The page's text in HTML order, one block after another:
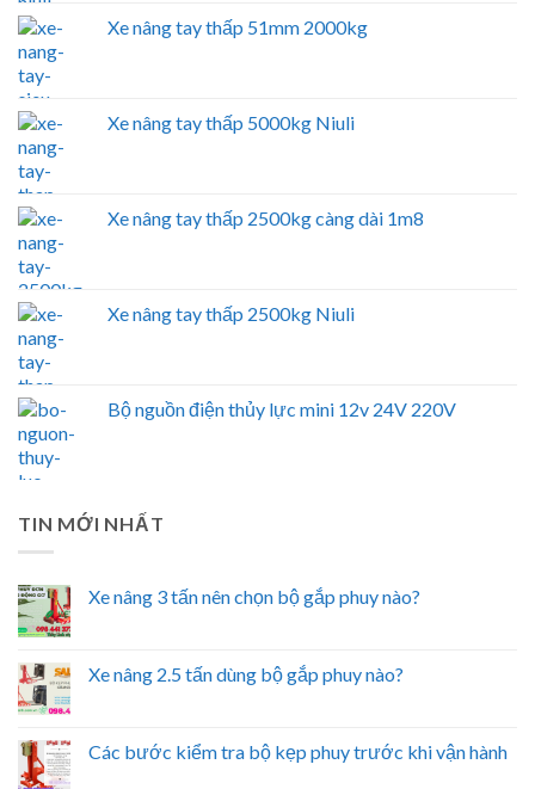
Xe nâng tay thấp 51mm 2000kg
Xe nâng tay thấp 5000kg Niuli
Xe nâng tay thấp 2500kg càng dài 1m8
Xe nâng tay thấp 2500kg Niuli
Bộ nguồn điện thủy lực mini 12v 24V 220V
TIN MỚI NHẤT
Xe nâng 3 tấn nên chọn bộ gắp phuy nào?
Xe nâng 2.5 tấn dùng bộ gắp phuy nào?
Các bước kiểm tra bộ kẹp phuy trước khi vận hành